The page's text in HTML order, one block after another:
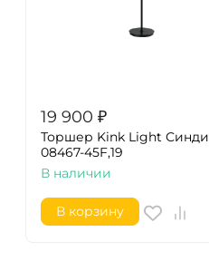
19 900 ₽
Торшер Kink Light Синди
08467-45F,19
В наличии
В корзину